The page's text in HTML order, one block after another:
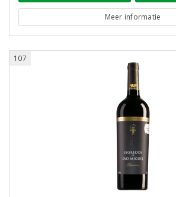
Meer informatie
107